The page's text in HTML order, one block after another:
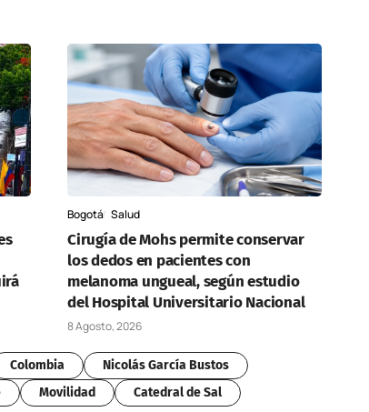
Bogotá Salud
Cirugía de Mohs permite conservar
los dedos en pacientes con
melanoma ungueal, según estudio
del Hospital Universitario Nacional
8 Agosto, 2026
Colombia
Nicolás García Bustos
Movilidad Catedral de Sal